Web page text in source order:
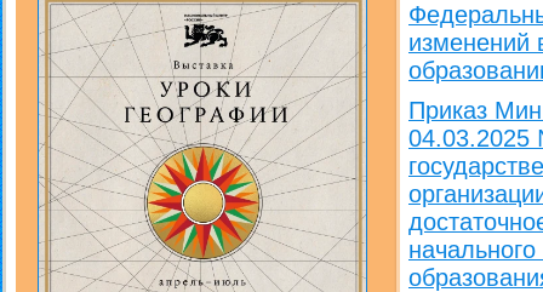
изменений
Приказ
04.03.2025